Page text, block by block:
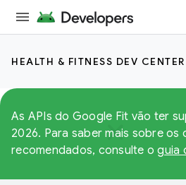
HEALTH & FITNESS DEV CENTER
As APIs do Google Fit vão ter
2026. Para saber mais sobre os
recomendados, consulte oguia